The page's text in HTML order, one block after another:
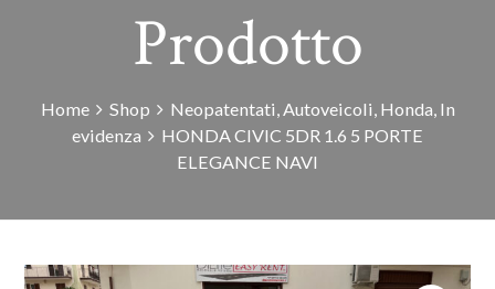
Prodotto
Home Shop Neopatentati,Autoveicoli, Honda, In
evidenza
HONDA CIVIC 5DR 1.6 5 PORTE
ELEGANCE NAVI